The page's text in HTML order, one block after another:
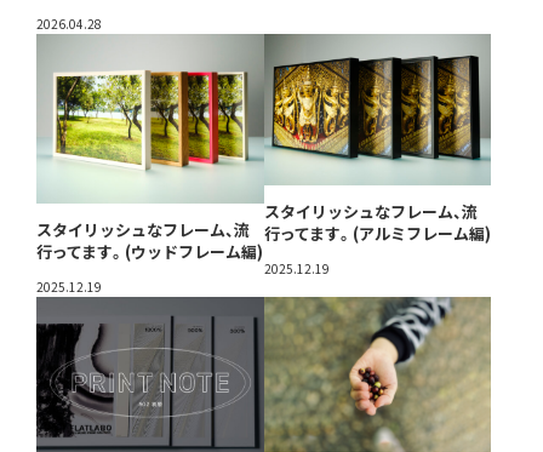
2026.04.28
スタイリッシュなフレーム、流
行ってます。(ウッドフレーム編)
2025.12.19
スタイリッシュなフレーム、流
行ってます。(アルミフレーム編)
2025.12.19